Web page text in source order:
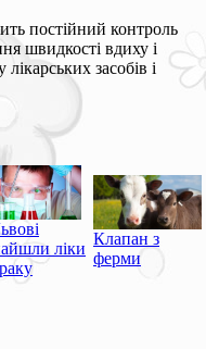
постійний контроль
швидкості вдиху і
засобів і
ліки
Клапан з
ферми